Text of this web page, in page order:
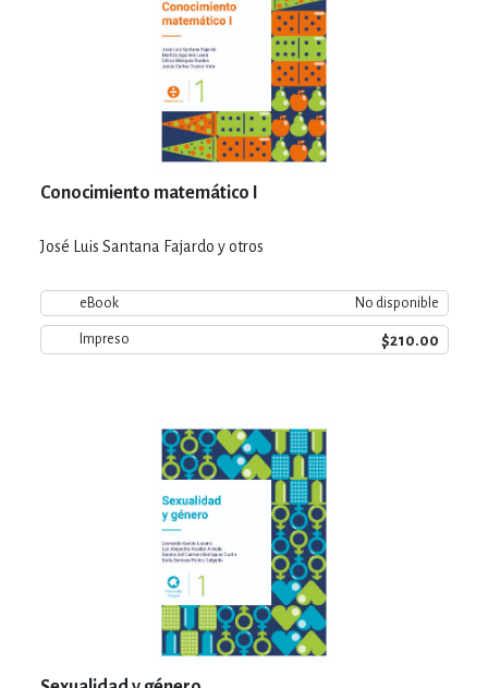
Conocimiento matemático I
José Luis Santana Fajardo y otros
eBook No disponible
Impreso $210.00